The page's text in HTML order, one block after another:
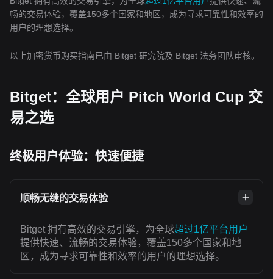
畅的交易体验，覆盖150多个国家和地区，成为寻求可靠性和效率的
用户的理想选择。
以上加密货币购买指南已由 Bitget 研究院及 Bitget 法务团队审核。
Bitget：全球用户 Pitch World Cup 交
易之选
终极用户体验：快速便捷
顺畅无缝的交易体验
Bitget 拥有高效的交易引擎，为全球超过1亿平台用户
提供快速、流畅的交易体验，覆盖150多个国家和地
区，成为寻求可靠性和效率的用户的理想选择。